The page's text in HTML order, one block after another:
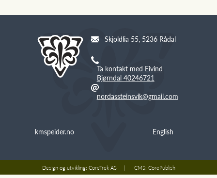
Skjoldlia 55, 5236 Rådal
Ta kontakt med Eivind
Bjørndal 40246721
nordassteinsvik@gmail.com
kmspeider.no English
Design og utvikling: CoreTrek AS CMS: CorePublish